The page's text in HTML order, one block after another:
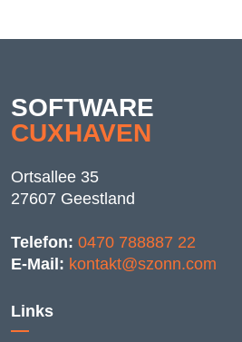
SOFTWARE
CUXHAVEN
Ortsallee 35
27607 Geestland
Telefon: 0470 788887 22
E-Mail: kontakt@szonn.com
Links